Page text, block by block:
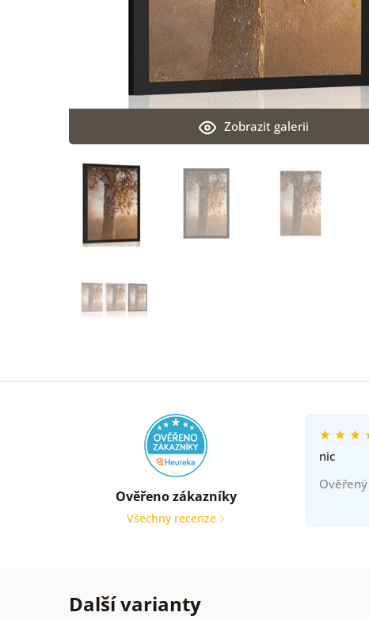
Zobrazit galerii
Ověřeno zákazníky
Všechny recenze
nic
Další varianty